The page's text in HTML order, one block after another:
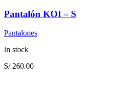
Pantalón KOI – S
Pantalones
In stock
S/260.00